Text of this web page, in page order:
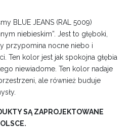
BLUE JEANS (RAL 5009)
niebieskim”. Jest to głęboki,
przypomina nocne niebo i
Ten kolor jest jak spokojna głębia
niewiadome. Ten kolor nadaje
ale również buduje
SĄ ZAPROJEKTOWANE